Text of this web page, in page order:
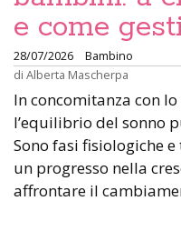
e come
28/07/2026
Bambino
di Alberta Mascherpa
In concomitanza con
l’equilibrio del sonno
Sono fasi fisiologiche
un progresso nella
affrontare il